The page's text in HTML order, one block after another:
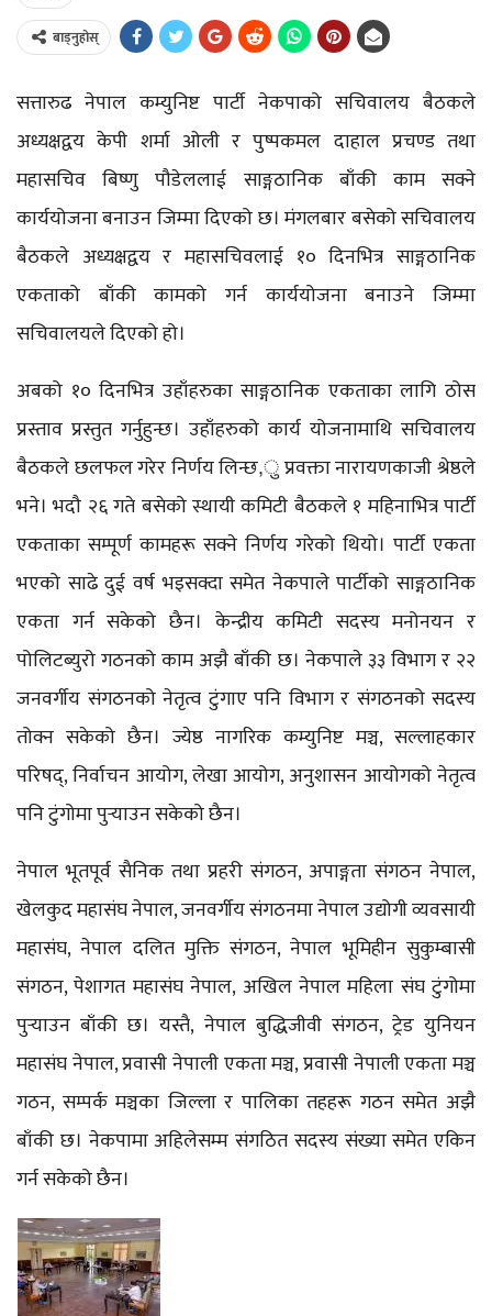
बाड्नुहोस्
सत्तारुढ नेपाल कम्युनिष्ट पार्टी नेकपाको सचिवालय बैठकले
अध्यक्षद्वय केपी शर्मा ओली र पुष्पकमल दाहाल प्रचण्ड तथा
महासचिव बिष्णु पौडेललाई साङ्गठानिक बाँकी काम सक्ने
कार्ययोजना बनाउन जिम्मा दिएको छ। मंगलबार बसेको सचिवालय
बैठकले अध्यक्षद्वय र महासचिवलाई १० दिनभित्र साङ्गठानिक
एकताको बाँकी कामको गर्न कार्ययोजना बनाउने जिम्मा
सचिवालयले दिएको हो।
अबको १० दिनभित्र उहाँहरुका साङ्गठानिक एकताका लागि ठोस
प्रस्ताव प्रस्तुत गर्नुहुन्छ। उहाँहरुको कार्य योजनामाथि सचिवालय
बैठकले छलफल गरेर निर्णय लिन्छ,ु प्रवक्ता नारायणकाजी श्रेष्ठले
भने। भदौ २६ गते बसेको स्थायी कमिटी बैठकले १ महिनाभित्र पार्टी
एकताका सम्पूर्ण कामहरू सक्ने निर्णय गरेको थियो। पार्टी एकता
भएको साढे दुई वर्ष भइसक्दा समेत नेकपाले पार्टीको साङ्गठानिक
एकता गर्न सकेको छैन। केन्द्रीय कमिटी सदस्य मनोनयन र
पोलिटब्युरो गठनको काम अझै बाँकी छ। नेकपाले ३३ विभाग र २२
जनवर्गीय संगठनको नेतृत्व टुंगाए पनि विभाग र संगठनको सदस्य
तोक्न सकेको छैन। ज्येष्ठ नागरिक कम्युनिष्ट मञ्च, सल्लाहकार
परिषद्, निर्वाचन आयोग, लेखा आयोग, अनुशासन आयोगको नेतृत्व
पनि टुंगोमा पुर्‍याउन सकेको छैन।
नेपाल भूतपूर्व सैनिक तथा प्रहरी संगठन, अपाङ्गता संगठन नेपाल,
खेलकुद महासंघ नेपाल, जनवर्गीय संगठनमा नेपाल उद्योगी व्यवसायी
महासंघ, नेपाल दलित मुक्ति संगठन, नेपाल भूमिहीन सुकुम्बासी
संगठन, पेशागत महासंघ नेपाल, अखिल नेपाल महिला संघ टुंगोमा
पुर्‍याउन बाँकी छ। यस्तै, नेपाल बुद्धिजीवी संगठन, ट्रेड युनियन
महासंघ नेपाल, प्रवासी नेपाली एकता मञ्च, प्रवासी नेपाली एकता मञ्च
गठन, सम्पर्क मञ्चका जिल्ला र पालिका तहहरू गठन समेत अझै
बाँकी छ। नेकपामा अहिलेसम्म संगठित सदस्य संख्या समेत एकिन
गर्न सकेको छैन।